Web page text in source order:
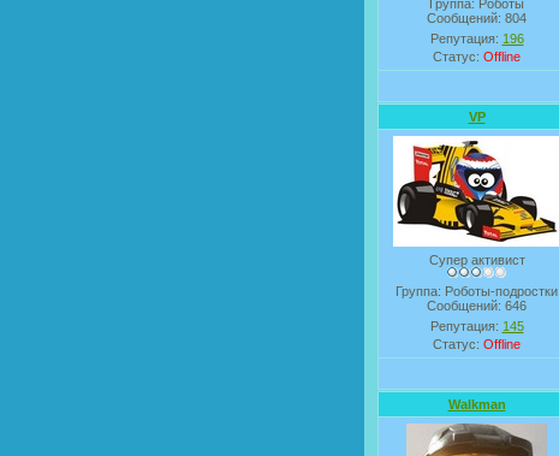
Группа: Роботы
Сообщений: 804
Репутация: 196
Статус: Offline
VP
Супер активист
Группа: Роботы-подростки
Сообщений: 646
Репутация: 145
Статус: Offline
Walkman